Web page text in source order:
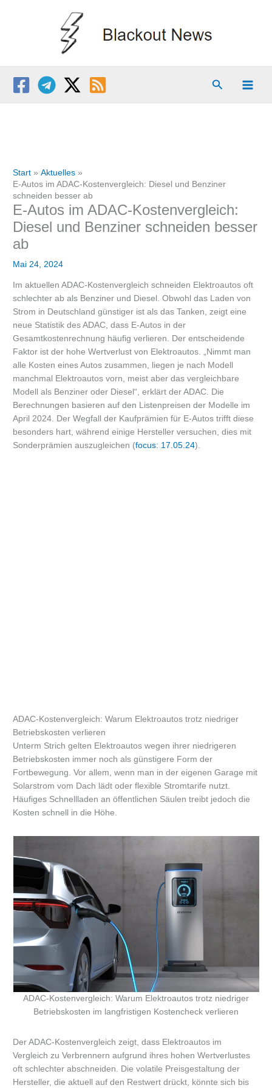
Suchen
Start
Aktuelles
E-Autos im ADAC-Kostenvergleich: Diesel und Benziner
schneiden besser ab
E-Autos im ADAC-Kostenvergleich:
Diesel und Benziner schneiden besser
ab
Mai 24, 2024
Im aktuellen ADAC-Kostenvergleich schneiden Elektroautos oft
schlechter ab als Benziner und Diesel. Obwohl das Laden von
Strom in Deutschland günstiger ist als das Tanken, zeigt eine
neue Statistik des ADAC, dass E-Autos in der
Gesamtkostenrechnung häufig verlieren. Der entscheidende
Faktor ist der hohe Wertverlust von Elektroautos. „Nimmt man
alle Kosten eines Autos zusammen, liegen je nach Modell
manchmal Elektroautos vorn, meist aber das vergleichbare
Modell als Benziner oder Diesel“, erklärt der ADAC. Die
Berechnungen basieren auf den Listenpreisen der Modelle im
April 2024. Der Wegfall der Kaufprämien für E-Autos trifft diese
besonders hart, während einige Hersteller versuchen, dies mit
Sonderprämien auszugleichen (focus: 17.05.24).
ADAC-Kostenvergleich: Warum Elektroautos trotz niedriger
Betriebskosten verlieren
Unterm Strich gelten Elektroautos wegen ihrer niedrigeren
Betriebskosten immer noch als günstigere Form der
Fortbewegung. Vor allem, wenn man in der eigenen Garage mit
Solarstrom vom Dach lädt oder flexible Stromtarife nutzt.
Häufiges Schnellladen an öffentlichen Säulen treibt jedoch die
Kosten schnell in die Höhe.
ADAC-Kostenvergleich: Warum Elektroautos trotz niedriger
Betriebskosten im langfristigen Kostencheck verlieren
Der ADAC-Kostenvergleich zeigt, dass Elektroautos im
Vergleich zu Verbrennern aufgrund ihres hohen Wertverlustes
oft schlechter abschneiden. Die volatile Preisgestaltung der
Hersteller, die aktuell auf den Restwert drückt, könnte sich bis